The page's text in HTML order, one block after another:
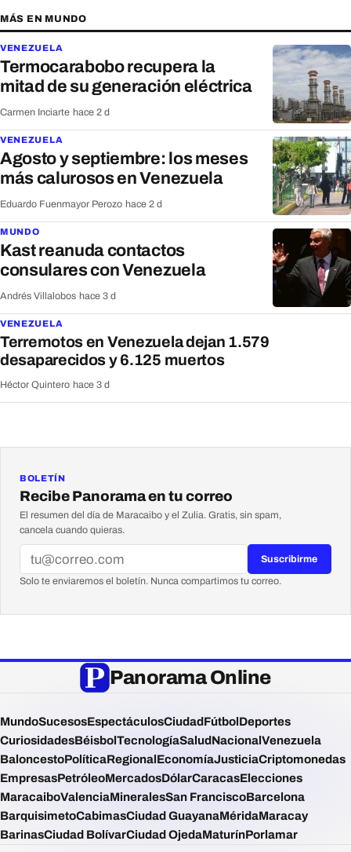
MÁS EN MUNDO
VENEZUELA
Termocarabobo recupera la
mitad de su generación eléctrica
Carmen Inciarte hace 2 d
VENEZUELA
Agosto y septiembre: los meses
más calurosos en Venezuela
Eduardo Fuenmayor Perozo hace 2 d
MUNDO
Kast reanuda contactos
consulares con Venezuela
Andrés Villalobos hace 3 d
VENEZUELA
Terremotos en Venezuela dejan 1.579
desaparecidos y 6.125 muertos
Héctor Quintero hace 3 d
BOLETÍN
Recibe Panorama en tu correo
El resumen del día de Maracaibo y el Zulia. Gratis, sin spam,
cancela cuando quieras.
Suscribirme
Solo te enviaremos el boletín. Nunca compartimos tu correo.
Panorama Online
MundoSucesosEspectáculosCiudadFútbol Deportes
CuriosidadesBéisbol TecnologíaSaludNacional Venezuela
BaloncestoPolíticaRegional EconomíaJusticiaCriptomonedas
EmpresasPetróleoMercadosDólarCaracasElecciones
MaracaiboValenciaMineralesSan FranciscoBarcelona
BarquisimetoCabimasCiudad GuayanaMéridaMaracay
BarinasCiudad BolívarCiudad OjedaMaturínPorlamar